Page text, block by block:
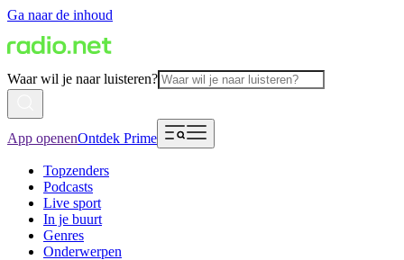
Ga naar de inhoud
Waar wil je naar luisteren?
App openenOntdek Prime
Topzenders
Podcasts
Live sport
In je buurt
Genres
Onderwerpen